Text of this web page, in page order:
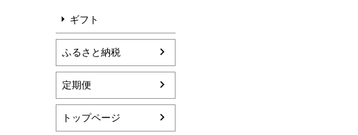
ギフト
ふるさと納税
定期便
トップページ